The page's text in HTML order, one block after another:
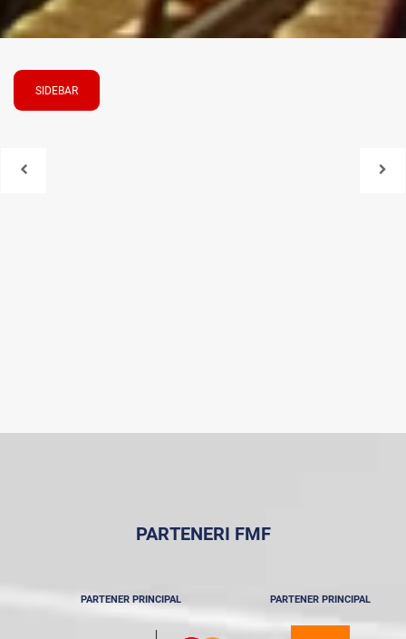
SIDEBAR
PARTENERI FMF
PARTENER PRINCIPAL PARTENER PRINCIPAL